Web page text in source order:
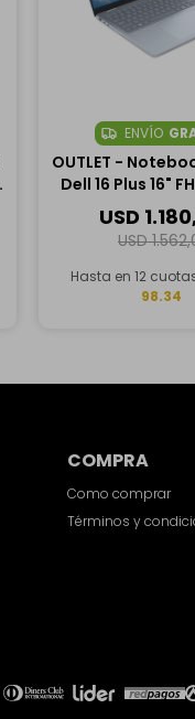
ENVÍO
OUTLET -
Dell 16 Plus 16"
Intel Core Ultra
32GB RAM,
USD
USD
Hasta en 12
98.34
COMPRA
Como comprar
Términos y